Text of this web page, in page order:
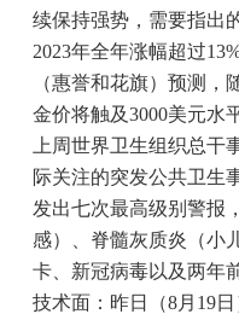
续保持强势，需要指出
2023年全年涨幅超过
（惠誉和花旗）预测
金价将触及3000美元水
上周世界卫生组织总干
际关注的突发公共卫生
发出七次最高级别警报
感）、脊髓灰质炎（小
卡、新冠病毒以及两年
技术面：昨日（8月19